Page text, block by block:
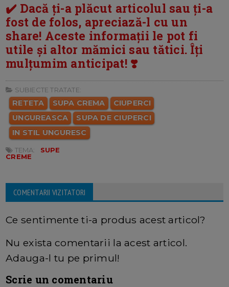
✔️ Dacă ți-a plăcut articolul sau ți-a
fost de folos, apreciază-l cu un
share! Aceste informații le pot fi
utile și altor mămici sau tătici. Îți
mulțumim anticipat! ❣️
SUBIECTE TRATATE:
RETETA SUPA CREMA
CIUPERCI
UNGUREASCA
SUPA DE CIUPERCI
IN STIL UNGURESC
TEMA:
SUPE
CREME
COMENTARII VIZITATORI
Ce sentimente ti-a produs acest articol?
Nu exista comentarii la acest articol.
Adauga-l tu pe primul!
Scrie un comentariu